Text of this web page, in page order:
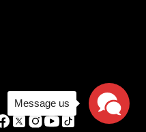
Message us